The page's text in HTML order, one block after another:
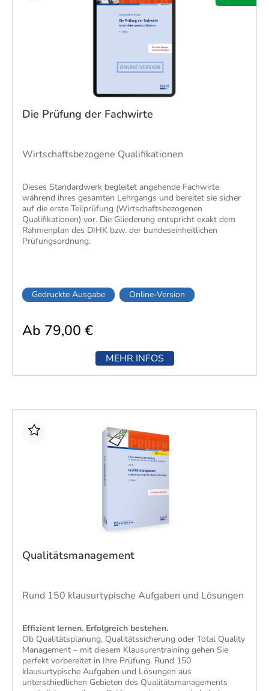
Die Prüfung der Fachwirte
Wirtschaftsbezogene Qualifikationen
Dieses Standardwerk begleitet angehende Fachwirte
während ihres gesamten Lehrgangs und bereitet sie sicher
auf die erste Teilprüfung (Wirtschaftsbezogenen
Qualifikationen)​ vor. Die Gliederung entspricht exakt dem
Rahmenplan des DIHK bzw. der bundeseinheitlichen
Prüfungsordnung.
Gedruckte Ausgabe Online-Version
Ab 79,00 €
MEHR INFOS
Qualitätsmanagement
Rund 150 klausurtypische Aufgaben und Lösungen
Effizient lernen. Erfolgreich bestehen.
Ob Qualitätsplanung, Qualitätssicherung oder Total Quality
Management – mit diesem Klausurentraining gehen Sie
perfekt vorbereitet in Ihre Prüfung. Rund 150
klausurtypische Aufgaben und Lösungen aus
unterschiedlichen Gebieten des Qualitätsmanagements